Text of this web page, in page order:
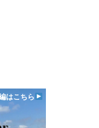
はこちら